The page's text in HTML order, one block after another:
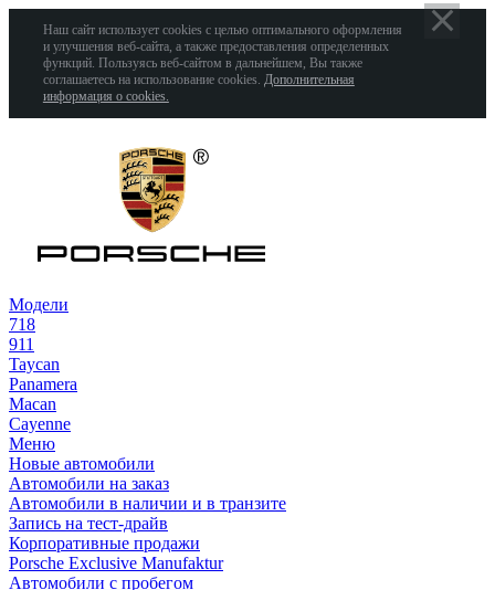
Наш сайт использует cookies с целью оптимального оформления
и улучшения веб-сайта, а также предоставления определенных
функций. Пользуясь веб-сайтом в дальнейшем, Вы также
соглашаетесь на использование cookies. Дополнительная
информация о cookies.
Модели
718
911
Taycan
Panamera
Macan
Cayenne
Меню
Новые автомобили
Автомобили на заказ
Автомобили в наличии и в транзите
Запись на тест-драйв
Корпоративные продажи
Porsche Exclusive Manufaktur
Автомобили с пробегом